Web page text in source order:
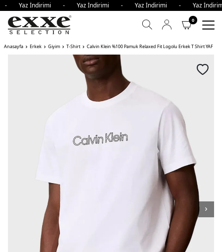
- Yaz İndirimi - Yaz İndirimi - Yaz İndirimi - Yaz
0
Anasayfa Erkek Giyim T-Shirt Calvin Klein %100 Pamuk Relaxed Fit Logolu Erkek T Shirt YAF